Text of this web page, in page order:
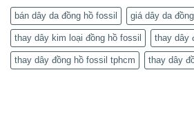
bán dây da đồng hồ fossil giá dây da
thay dây kim loại đồng hồ fossil thay dây
thay dây đồng hồ fossil tphcm thay dây